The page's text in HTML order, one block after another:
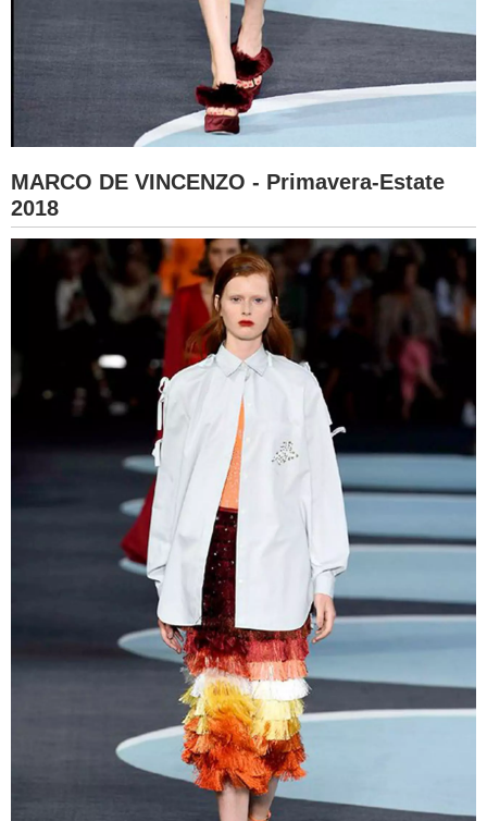
MARCO DE VINCENZO - Primavera-Estate
2018